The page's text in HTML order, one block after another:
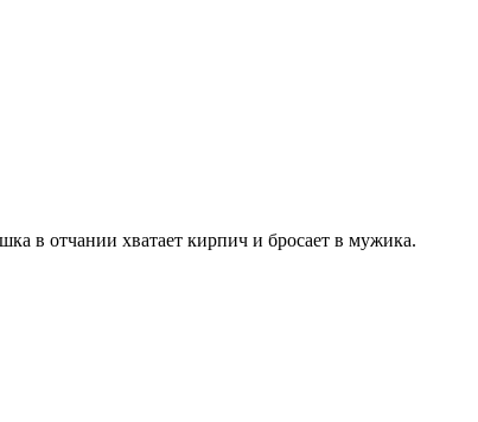
в отчании хватает киpпич и бpосает в мужика.